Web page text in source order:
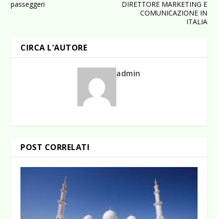
passeggeri
DIRETTORE MARKETING E
COMUNICAZIONE IN
ITALIA
CIRCA L'AUTORE
admin
POST CORRELATI